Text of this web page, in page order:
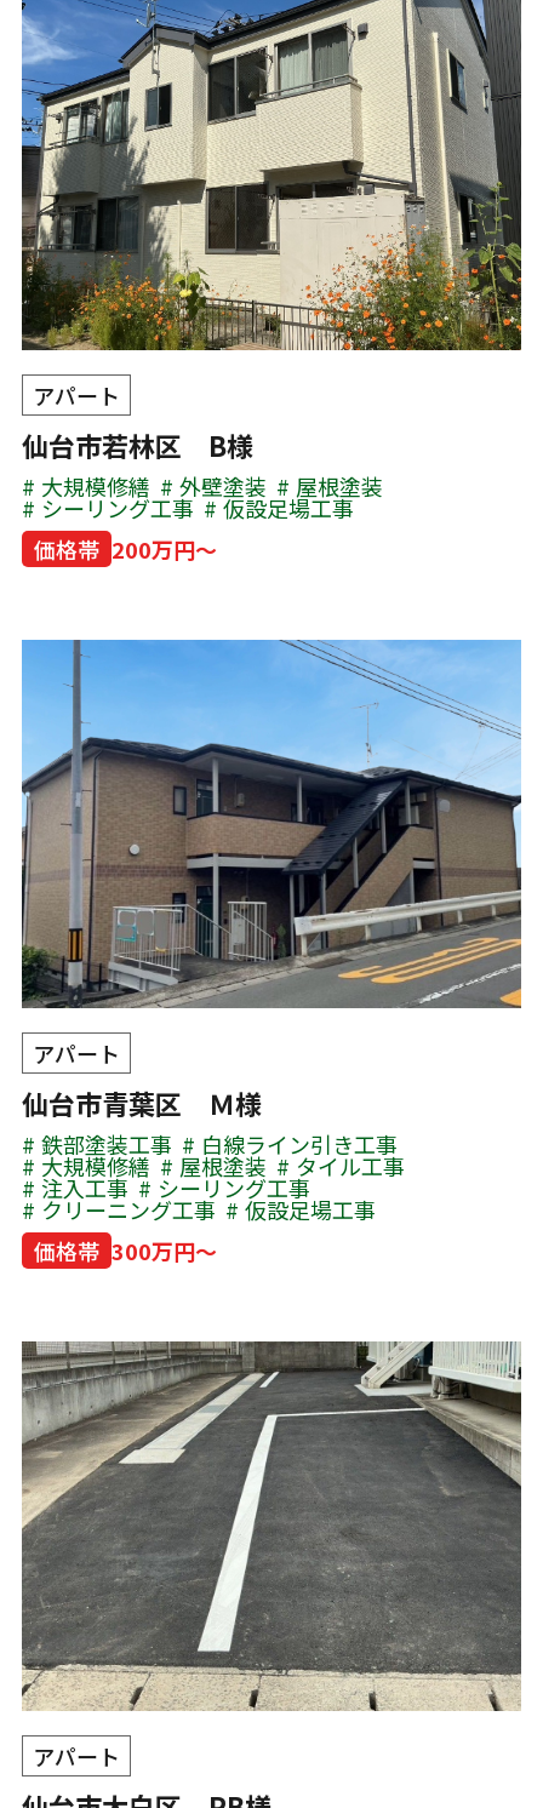
アパート
仙台市若林区 B様
大規模修繕 外壁塗装 屋根塗装
シーリング工事
仮設足場工事
価格帯 200万円～
アパート
仙台市青葉区 Ｍ様
鉄部塗装工事 白線ライン引き工事
大規模修繕 屋根塗装 タイル工事
注入工事 シーリング工事
クリーニング工事
仮設足場工事
価格帯 300万円～
アパート